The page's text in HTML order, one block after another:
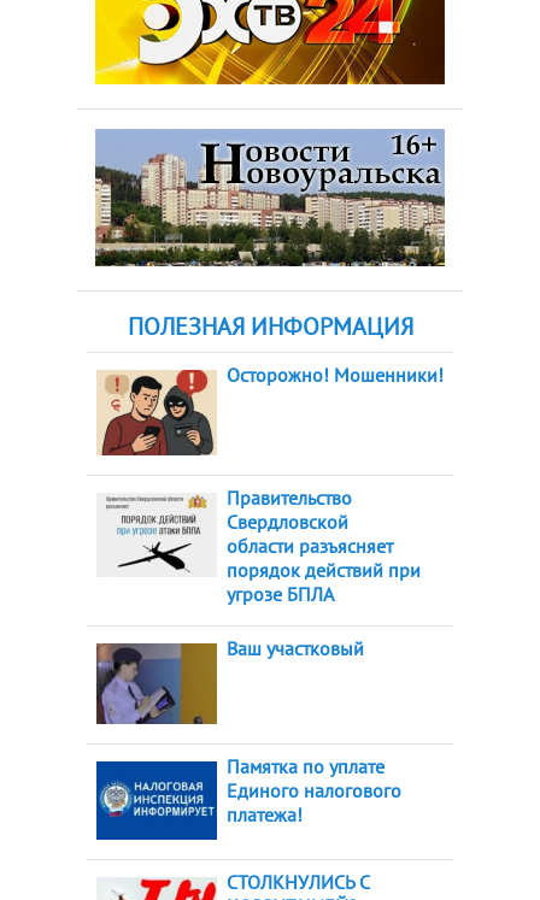
ПОЛЕЗНАЯ ИНФОРМАЦИЯ
Осторожно! Мошенники!
Правительство
Свердловской
области разъясняет
порядок действий при
угрозе БПЛА
Ваш участковый
Памятка по уплате
Единого налогового
платежа!
СТОЛКНУЛИСЬ С